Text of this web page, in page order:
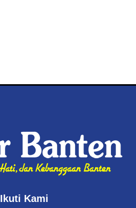
Ikuti Kami